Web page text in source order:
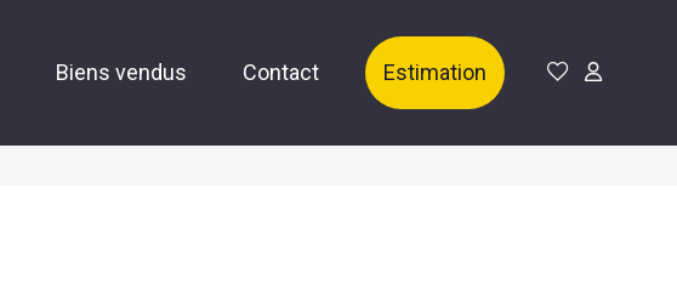
Biens vendus Contact Estimation